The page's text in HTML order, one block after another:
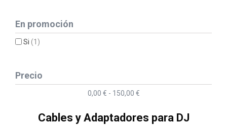
En promoción
Si(1)
Precio
0,00 € - 150,00 €
Cables y Adaptadores para DJ